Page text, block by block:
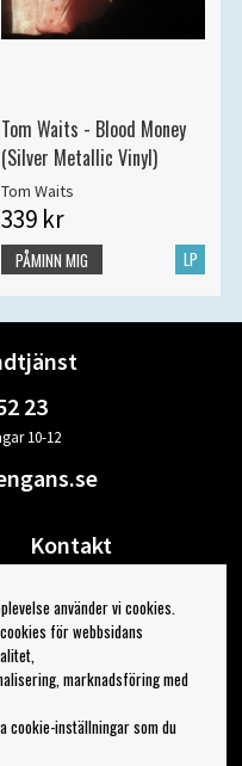
Tom Waits - Blood Money
(Silver Metallic Vinyl)
Tom Waits
339 kr
LP
PÅMINN MIG
23
10-12
Kontakt
Din sida
Logga ut
Bengans
använder vi cookies.
för webbsidans
marknadsföring med
cookie-inställningar som du